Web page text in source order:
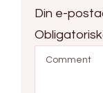
Din e-